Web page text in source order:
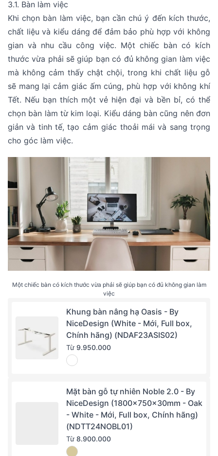
3.1. Bàn làm việc
Khi chọn bàn làm việc, bạn cần chú ý đến kích thước,
chất liệu và kiểu dáng để đảm bảo phù hợp với không
gian và nhu cầu công việc. Một chiếc bàn có kích
thước vừa phải sẽ giúp bạn có đủ không gian làm việc
mà không cảm thấy chật chội, trong khi chất liệu gỗ
sẽ mang lại cảm giác ấm cúng, phù hợp với không khí
Tết. Nếu bạn thích một vẻ hiện đại và bền bỉ, có thể
chọn bàn làm từ kim loại. Kiểu dáng bàn cũng nên đơn
giản và tinh tế, tạo cảm giác thoải mái và sang trọng
cho góc làm việc.
Một chiếc bàn có kích thước vừa phải sẽ giúp bạn có đủ không gian làm
việc
Khung bàn nâng hạ Oasis - By
NiceDesign (White - Mới, Full box,
Chính hãng) (NDAF23ASIS02)
Từ 9.950.000
Mặt bàn gỗ tự nhiên Noble 2.0 - By
NiceDesign (1800x750x30mm - Oak
- White - Mới, Full box, Chính hãng)
(NDTT24NOBL01)
Từ 8.900.000